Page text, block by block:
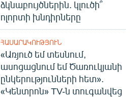
ձկնաբույծներին. կլուծի՞
ոլորտի խնդիրները
ՀԱՍԱՐԱԿՈՒԹՅՈՒՆ
«Առյուծ եմ տեսնում,
ասոցացնում եմ Ծառուկյանի
ընկերությունների հետ».
«Կենտրոն» TV-ն տուգանվեց